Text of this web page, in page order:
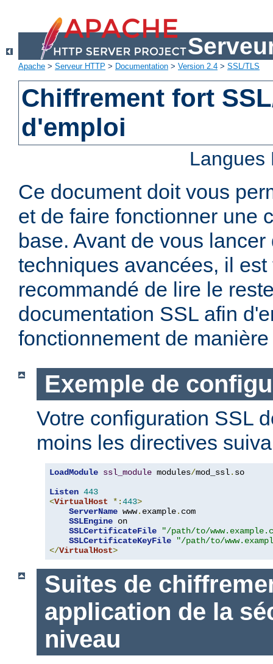
Apache > Serveur HTTP > Documentation > Version 2.4 > SSL/TLS
Chiffrement fort
d'emploi
Ce document doit vous
et de faire fonctionner une
base. Avant de vous
techniques avancées, il est
recommandé de lire le
documentation SSL afin
fonctionnement de
Exemple de
Votre configuration SSL
moins les directives
LoadModule ssl_module modules/mod_ssl. so
Listen 443
<VirtualHost *:443>
ServerName www. example. com
SSLEngine on
SSLCertificateFile
"/path/to/
SSLCertificateKeyFile
"/path/to/
</VirtualHost>
Suites de
application de la
niveau